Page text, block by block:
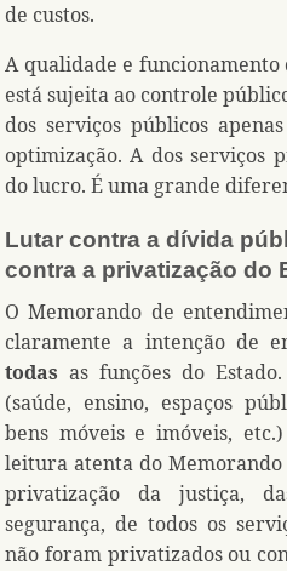
de custos.
A qualidade e funcionamento
está sujeita ao controle
dos serviços públicos
optimização. A dos serviços
do lucro. É uma grande
Lutar contra a dívida
contra a privatização do
O Memorando de
claramente a intenção de
todas as funções do
(saúde, ensino, espaços
bens móveis e imóveis,
leitura atenta do Memorando
privatização da justiça,
segurança, de todos os
não foram privatizados ou